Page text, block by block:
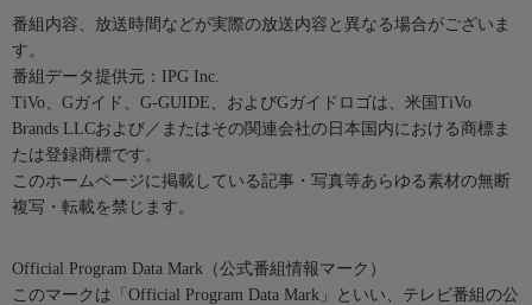
番組内容、放送時間などが実際の放送内容と異なる場合がございま
す。
番組データ提供元：IPG Inc.
TiVo、Gガイド、G-GUIDE、およびGガイドロゴは、米国TiVo
Brands LLCおよび／またはその関連会社の日本国内における商標ま
たは登録商標です。
このホームページに掲載している記事・写真等あらゆる素材の無断
複写・転載を禁じます。
Official Program Data Mark（公式番組情報マーク）
このマークは「Official Program Data Mark」といい、テレビ番組の公